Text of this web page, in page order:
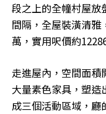
段之上的全幢村屋放
間隔，全屋裝潢清雅
萬，實用呎價約
走進屋內，空間面
大量素色家具，塑
成三個活動區域，